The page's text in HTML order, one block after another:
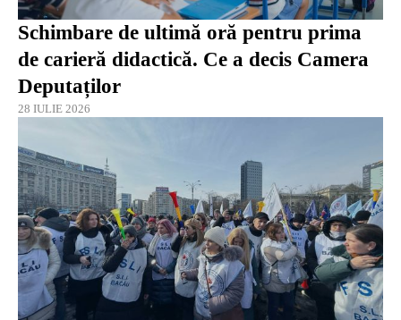
Schimbare de ultimă oră pentru prima
de carieră didactică. Ce a decis Camera
Deputaților
28 IULIE 2026